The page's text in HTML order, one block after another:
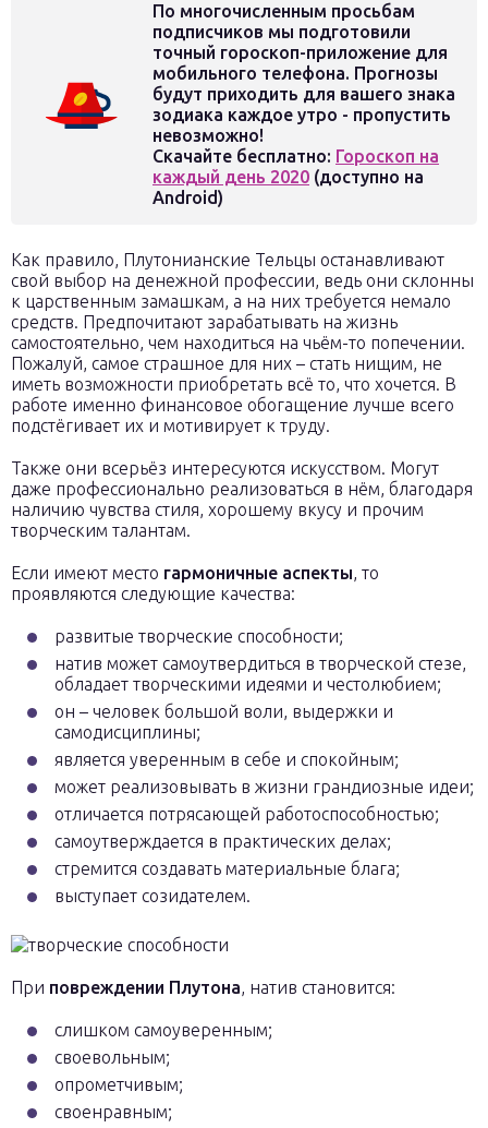
По многочисленным просьбам
подписчиков мы подготовили
точный гороскоп-приложение для
мобильного телефона. Прогнозы
будут приходить для вашего знака
зодиака каждое утро - пропустить
невозможно!
Скачайте бесплатно: Гороскоп на
каждый день 2020 (доступно на
Android)
Как правило, Плутонианские Тельцы останавливают
свой выбор на денежной профессии, ведь они склонны
к царственным замашкам, а на них требуется немало
средств. Предпочитают зарабатывать на жизнь
самостоятельно, чем находиться на чьём-то попечении.
Пожалуй, самое страшное для них – стать нищим, не
иметь возможности приобретать всё то, что хочется. В
работе именно финансовое обогащение лучше всего
подстёгивает их и мотивирует к труду.
Также они всерьёз интересуются искусством. Могут
даже профессионально реализоваться в нём, благодаря
наличию чувства стиля, хорошему вкусу и прочим
творческим талантам.
Если имеют место гармоничные аспекты, то
проявляются следующие качества:
развитые творческие способности;
натив может самоутвердиться в творческой стезе,
обладает творческими идеями и честолюбием;
он – человек большой воли, выдержки и
самодисциплины;
является уверенным в себе и спокойным;
может реализовывать в жизни грандиозные идеи;
отличается потрясающей работоспособностью;
самоутверждается в практических делах;
стремится создавать материальные блага;
выступает созидателем.
При повреждении Плутона, натив становится:
слишком самоуверенным;
своевольным;
опрометчивым;
своенравным;